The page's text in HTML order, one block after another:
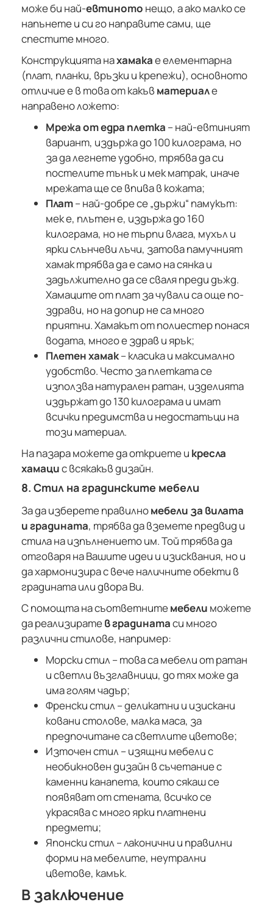
може би най-евтиното нещо, а ако малко се
напънете и си го направите сами, ще
спестите много.
Конструкцията нахамакае елементарна
(плат, планки, връзки и крепежи), основното
отличие е в това от какъвматериале
направено ложето:
Мрежа от едра плетка – най-евтиният
вариант, издържа до 100 килограма, но
за да легнете удобно, трябва да си
постелите тънък и мек матрак, иначе
мрежата ще се впива в кожата;
Плат– най-добре се „държи“ памукът:
мек е, плътен е, издържа до 160
килограма, но не търпи влага, мухъл и
ярки слънчеви лъчи, затова памучният
хамак трябва да е само на сянка и
задължително да се сваля преди дъжд.
Хамаците от плат за чували са още по-
здрави, но на допир не са много
приятни. Хамакът от полиестер понася
водата, много е здрав и ярък;
Плетен хамак– класика и максимално
удобство. Често за плетката се
използва натурален ратан, изделията
издържат до 130 килограма и имат
всички предимства и недостатъци на
този материал.
На пазара можете да откриете и кресла
хамацис всякакъв дизайн.
8. Стил на градинските мебели
За да изберете правилномебели за вилата
и градината, трябва да вземете предвид и
стила на изпълнението им. Той трябва да
отговаря на Вашите идеи и изисквания, но и
да хармонизира с вече наличните обекти в
градината или двора Ви.
С помощта на съответнитемебели можете
да реализиратев градинатаси много
различни стилове, например:
Морски стил – това са мебели от ратан
и светли възглавници, до тях може да
има голям чадър;
Френски стил – деликатни и изискани
ковани столове, малка маса, за
предпочитане са светлите цветове;
Източен стил – изящни мебели с
необикновен дизайн в съчетание с
каменни канапета, които сякаш се
появяват от стената, всичко се
украсява с много ярки платнени
предмети;
Японски стил – лаконични и правилни
форми на мебелите, неутрални
цветове, камък.
В заключение